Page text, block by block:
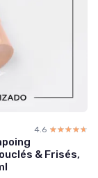
4.6 ☆☆☆☆☆
★★★★★
& Frisés,